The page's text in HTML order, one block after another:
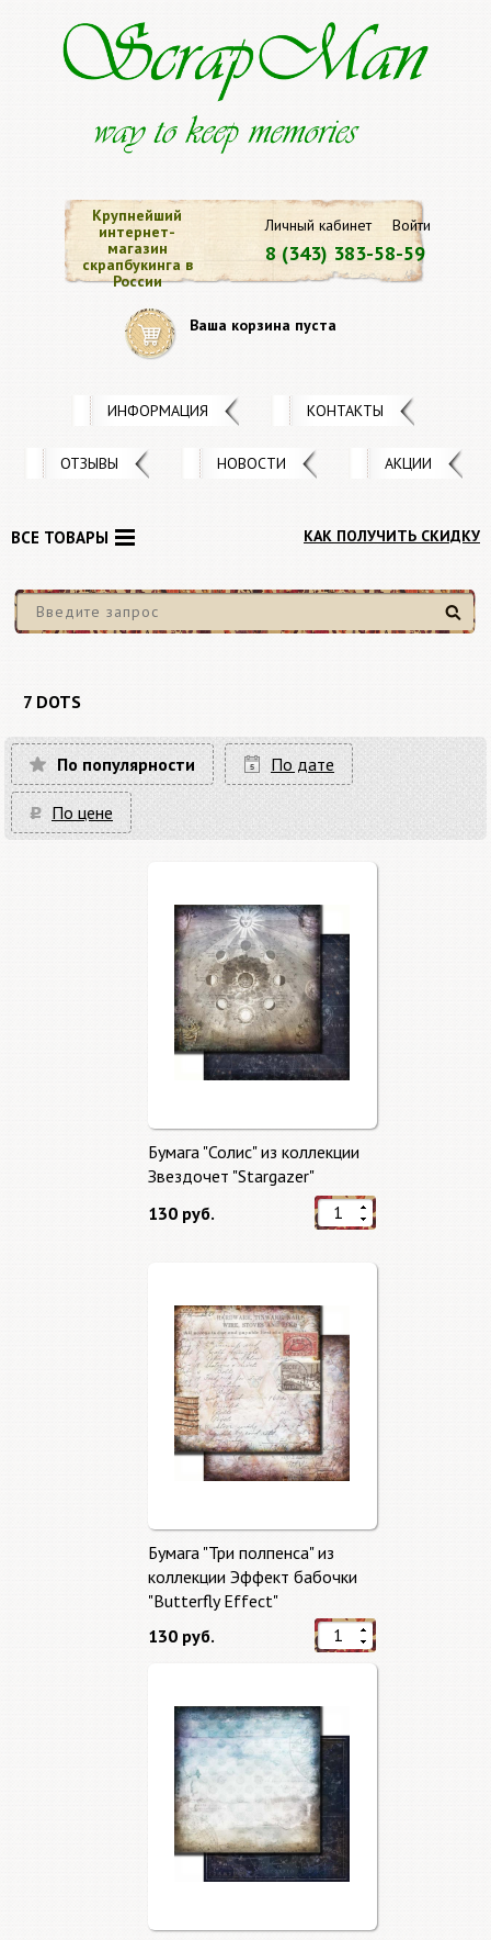
Личный кабинет Войти
8 (343) 383-58-59
Крупнейший
интернет-
магазин
скрапбукинга в
России
Ваша корзина пуста
ИНФОРМАЦИЯ КОНТАКТЫ
ОТЗЫВЫ НОВОСТИ АКЦИИ
КАК ПОЛУЧИТЬ СКИДКУ
Найти
ВСЕ ТОВАРЫ
7 DOTS
По популярности По дате
По цене
Бумага "Солис" из коллекции
Звездочет "Stargazer"
130 руб.
Бумага "Три полпенса" из
коллекции Эффект бабочки
"Butterfly Effect"
130 руб.